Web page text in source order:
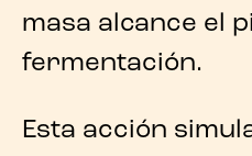
masa alcance el
fermentación.
Esta acción